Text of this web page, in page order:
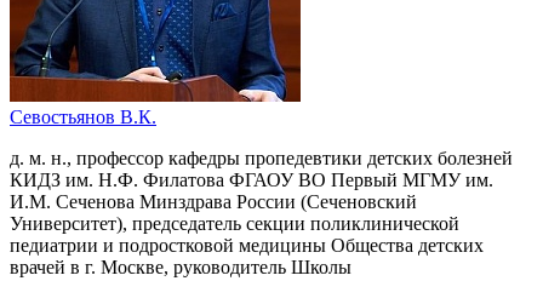
Севостьянов В.К.
д. м. н., профессор кафедры пропедевтики детских болезней
КИДЗ им. Н.Ф. Филатова ФГАОУ ВО Первый МГМУ им.
И.М. Сеченова Минздрава России (Сеченовский
Университет), председатель секции поликлинической
педиатрии и подростковой медицины Общества детских
врачей в г. Москве, руководитель Школы